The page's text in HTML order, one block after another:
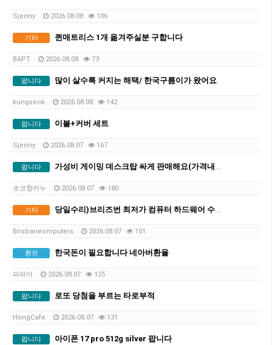
Sjenny 2026.08.08 106
기타 퀸매트리스 1개 옮겨주실분 구합니다
BAPT 2026.08.08 73
팝니다 많이 살수록 커지는 해택/ 한국구름이가 왔어요
kungseok 2026.08.08 142
팝니다 이불+커버 세트
Sjenny 2026.08.07 167
팝니다 가성비 게이밍 데스크탑 싸게 판매해요(가격내림)
초코향카누 2026.08.07 180
기타 당일수리)브리즈번 최저가 컴퓨터 하드웨어 수리 전문, 출장,픽업수리
Brisbaneomputers 2026.08.07 101
환전 한국돈이 필요합니다 네아버환율
파파야 2026.08.07 125
팝니다 로또 당첨을 부르는 타로부적
HongCafe 2026.08.07 131
팝니다 아이폰 17 pro 512g silver 팝니다